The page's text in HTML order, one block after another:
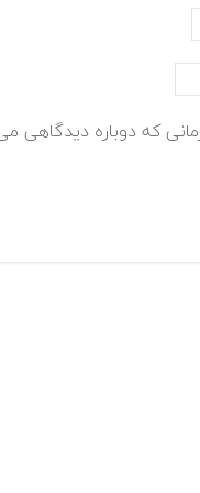
که دوباره دیدگاهی